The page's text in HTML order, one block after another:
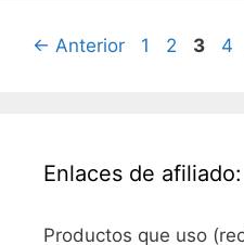
← Anterior Página
1 Página
2 3 4
Enlaces de afiliado:
Productos que uso